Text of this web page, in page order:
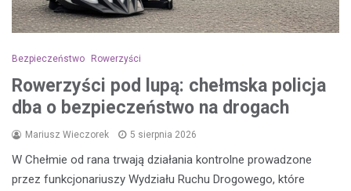
Bezpieczeństwo Rowerzyści
Rowerzyści pod lupą: chełmska policja
dba o bezpieczeństwo na drogach
Mariusz Wieczorek 5 sierpnia 2026
W Chełmie od rana trwają działania kontrolne prowadzone
przez funkcjonariuszy Wydziału Ruchu Drogowego, które